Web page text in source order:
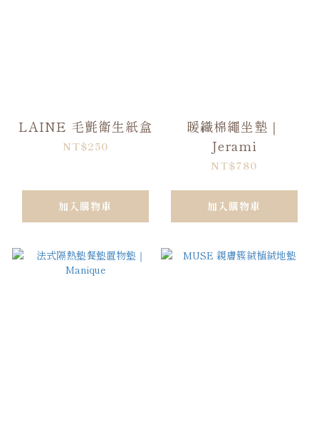
LAINE 毛氈衛生紙盒
NT$250
加入購物車
暖織棉繩坐墊｜
Jerami
NT$780
加入購物車